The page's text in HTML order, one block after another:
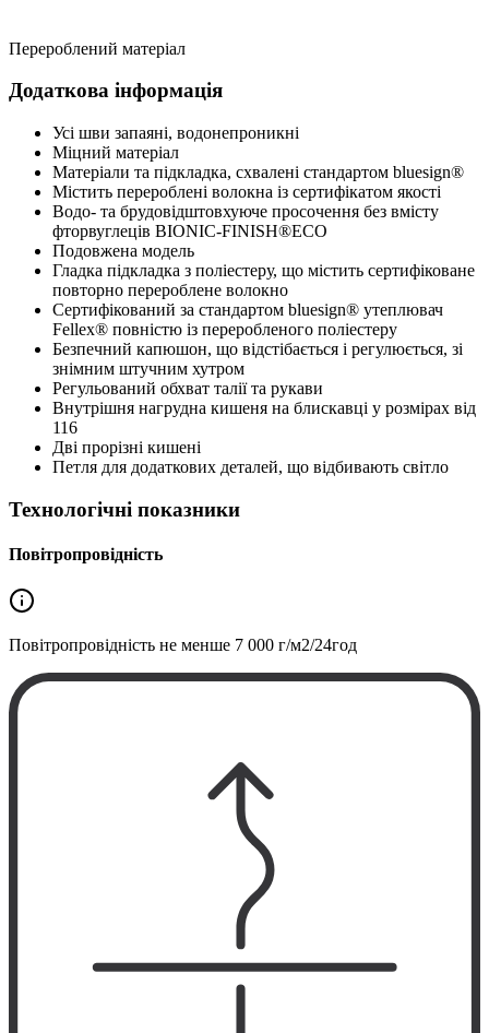
Перероблений матеріал
Додаткова інформація
Усі шви запаяні, водонепроникні
Міцний матеріал
Матеріали та підкладка, схвалені стандартом bluesign®
Містить перероблені волокна із сертифікатом якості
Водо- та брудовідштовхуюче просочення без вмісту
фторвуглеців BIONIC-FINISH®ECO
Подовжена модель
Гладка підкладка з поліестеру, що містить сертифіковане
повторно перероблене волокно
Сертифікований за стандартом bluesign® утеплювач
Fellex® повністю із переробленого поліестеру
Безпечний капюшон, що відстібається і регулюється, зі
знімним штучним хутром
Регульований обхват талії та рукави
Внутрішня нагрудна кишеня на блискавці у розмірах від
116
Дві прорізні кишені
Петля для додаткових деталей, що відбивають світло
Технологічні показники
Повітропровідність
Повітропровідність не менше 7 000 г/м2/24год